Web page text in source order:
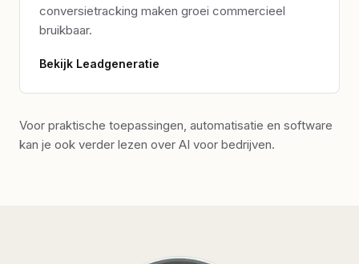
conversietracking maken groei commercieel
bruikbaar.
Bekijk Leadgeneratie
Voor praktische toepassingen, automatisatie en software
kan je ook verder lezen over AI voor bedrijven.